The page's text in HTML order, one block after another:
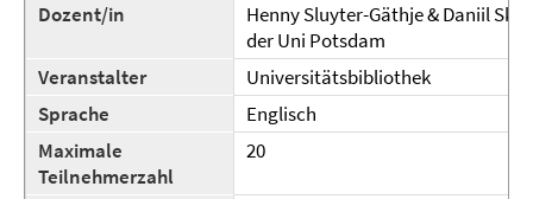
Dozent/in
Henny Sluyter-Gäthje & Daniil
der Uni Potsdam
Veranstalter
Universitätsbibliothek
Sprache
Englisch
Maximale
Teilnehmerzahl
20